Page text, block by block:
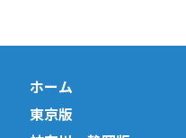
ホーム
東京版